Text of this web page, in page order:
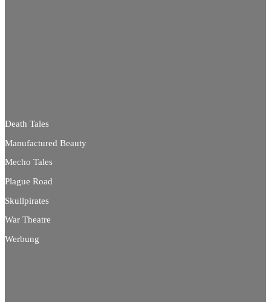
Death Tales
Manufactured Beauty
Mecho Tales
Plague Road
Skullpirates
War Theatre
Werbung